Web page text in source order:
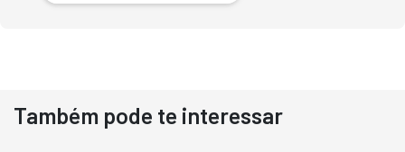
Destaque
Também pode te interessar